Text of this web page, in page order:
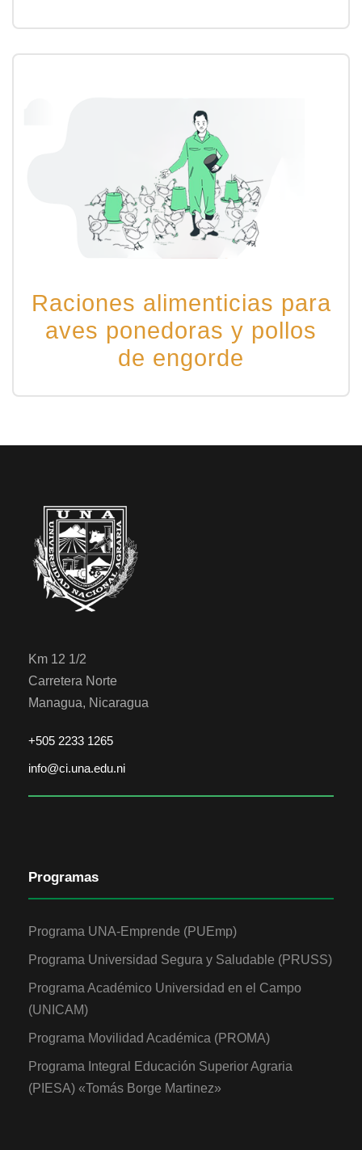
Raciones alimenticias para
aves ponedoras y pollos
de engorde
Km 12 1/2
Carretera Norte
Managua, Nicaragua
+505 2233 1265
info@ci.una.edu.ni
Programas
Programa UNA-Emprende (PUEmp)
Programa Universidad Segura y Saludable (PRUSS)
Programa Académico Universidad en el Campo
(UNICAM)
Programa Movilidad Académica (PROMA)
Programa Integral Educación Superior Agraria
(PIESA) «Tomás Borge Martinez»